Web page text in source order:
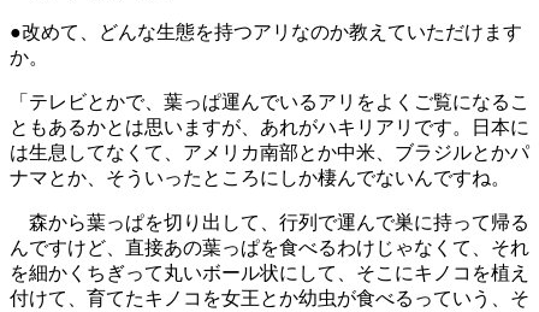
●改めて、どんな生態を持つアリなのか教えていただけます
か。
「テレビとかで、葉っぱ運んでいるアリをよくご覧になるこ
ともあるかとは思いますが、あれがハキリアリです。日本に
は生息してなくて、アメリカ南部とか中米、ブラジルとかパ
ナマとか、そういったところにしか棲んでないんですね。
森から葉っぱを切り出して、行列で運んで巣に持って帰る
んですけど、直接あの葉っぱを食べるわけじゃなくて、それ
を細かくちぎって丸いボール状にして、そこにキノコを植え
付けて、育てたキノコを女王とか幼虫が食べるっていう、そ